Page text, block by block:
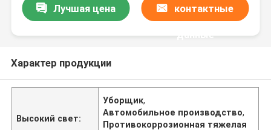
Лучшая цена контактные
данные
Характер продукции
Высокий свет:
Уборщик,
Автомобильное производство,
Противокоррозионная тяжелая